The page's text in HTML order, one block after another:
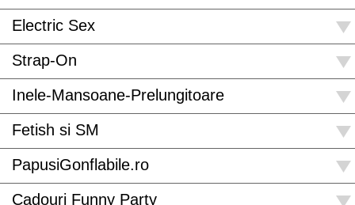
Electric Sex
Strap-On
Inele-Mansoane-Prelungitoare
Fetish si SM
PapusiGonflabile.ro
Cadouri Funny Party